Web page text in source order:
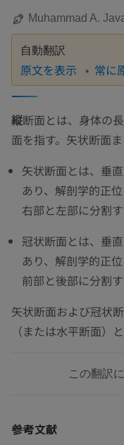
Muhammad A.
自動翻訳
原文を表示 常に
縦断面とは、身体の
面を指す。矢状断面
矢状断面とは、垂
あり、解剖学的正
右部と左部に分割す
冠状断面とは、垂
あり、解剖学的正
前部と後部に分割す
矢状断面および冠状
（または水平断面）
この翻訳
参考文献